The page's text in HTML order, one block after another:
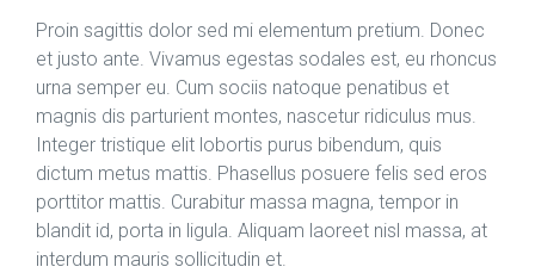
Proin sagittis dolor sed mi elementum pretium. Donec
et justo ante. Vivamus egestas sodales est, eu rhoncus
urna semper eu. Cum sociis natoque penatibus et
magnis dis parturient montes, nascetur ridiculus mus.
Integer tristique elit lobortis purus bibendum, quis
dictum metus mattis. Phasellus posuere felis sed eros
porttitor mattis. Curabitur massa magna, tempor in
blandit id, porta in ligula. Aliquam laoreet nisl massa, at
interdum mauris sollicitudin et.